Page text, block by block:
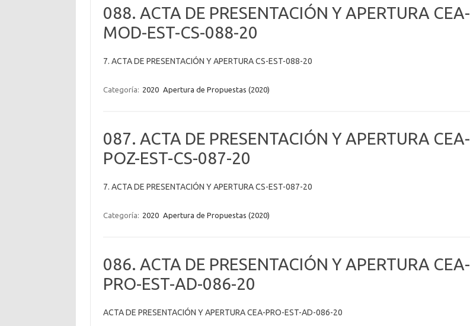
088. ACTA DE PRESENTACIÓN Y APERTURA CEA-
MOD-EST-CS-088-20
7. ACTA DE PRESENTACIÓN Y APERTURA CS-EST-088-20
Categoría: 2020 Apertura de Propuestas (2020)
087. ACTA DE PRESENTACIÓN Y APERTURA CEA-
POZ-EST-CS-087-20
7. ACTA DE PRESENTACIÓN Y APERTURA CS-EST-087-20
Categoría: 2020 Apertura de Propuestas (2020)
086. ACTA DE PRESENTACIÓN Y APERTURA CEA-
PRO-EST-AD-086-20
ACTA DE PRESENTACIÓN Y APERTURA CEA-PRO-EST-AD-086-20